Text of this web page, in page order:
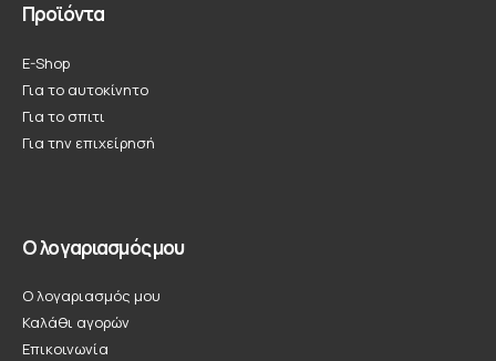
Προϊόντα
E-Shop
Για το αυτοκίνητο
Για το σπιτι
Για την επιχείρησή
Ο λογαριασμός μου
Ο λογαριασμός μου
Καλάθι αγορών
Επικοινωνία